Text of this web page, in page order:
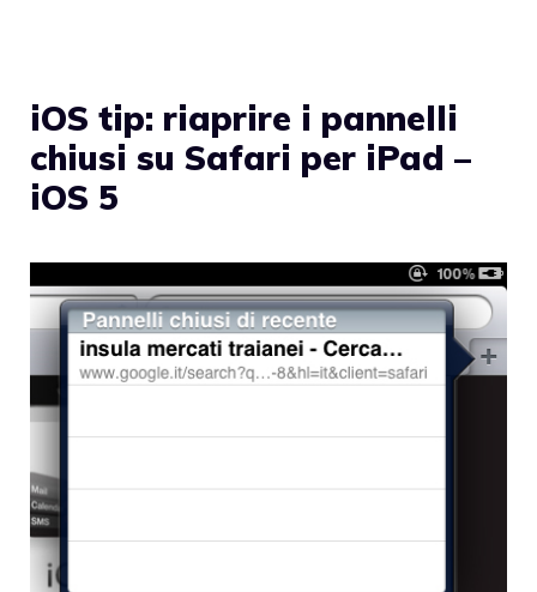
iOS tip: riaprire i pannelli
chiusi su Safari per iPad –
iOS 5